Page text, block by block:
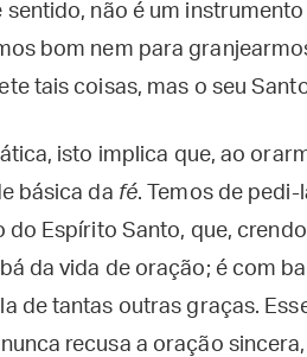
sentido, não é um
bom nem para
tais coisas, mas o seu
isto implica que, ao
básica da fé. Temos de
do Espírito Santo, que,
da vida de oração; é com
de tantas outras graças.
nunca recusa a oração